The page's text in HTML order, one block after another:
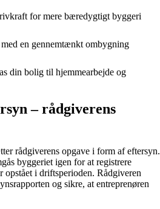
for mere bæredygtigt byggeri
en gennemtænkt ombygning
din bolig til hjemmearbejde og
– rådgiverens
rådgiverens opgave i form af eftersyn.
byggeriet igen for at registrere
opstået i driftsperioden. Rådgiveren
og sikre, at entreprenøren